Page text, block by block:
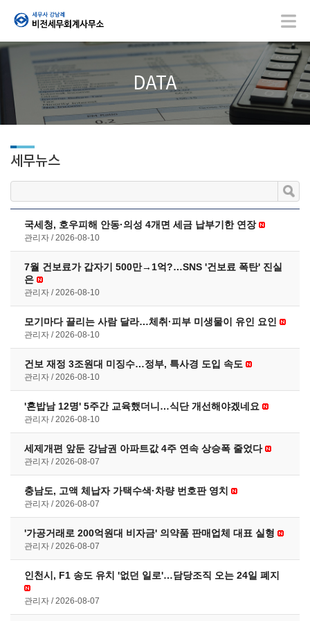
DATA
세무뉴스
국세청, 호우피해 안동·의성 4개면 세금 납부기한 연장
관리자 2026-08-10
7월 건보료가 갑자기 500만→1억?…SNS '건보료 폭탄' 진실
은
관리자 2026-08-10
모기마다 끌리는 사람 달라…체취·피부 미생물이 유인 요인
관리자 2026-08-10
건보 재정 3조원대 미징수…정부, 특사경 도입 속도
관리자 2026-08-10
'혼밥남 12명' 5주간 교육했더니…식단 개선해야겠네요
관리자 2026-08-10
세제개편 앞둔 강남권 아파트값 4주 연속 상승폭 줄었다
관리자 2026-08-07
충남도, 고액 체납자 가택수색·차량 번호판 영치
관리자 2026-08-07
'가공거래로 200억원대 비자금' 의약품 판매업체 대표 실형
관리자 2026-08-07
인천시, F1 송도 유치 '없던 일로'…담당조직 오는 24일 폐지
관리자 2026-08-07